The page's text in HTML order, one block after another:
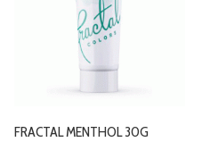
FRACTAL MENTHOL 30G